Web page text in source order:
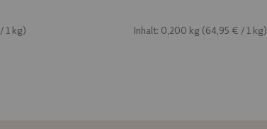
/ 1 kg) Inhalt: 0,200 kg (64,95 € / 1 kg)